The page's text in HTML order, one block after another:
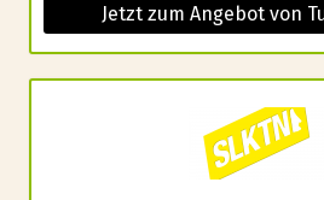
Jetzt zum Angebot von